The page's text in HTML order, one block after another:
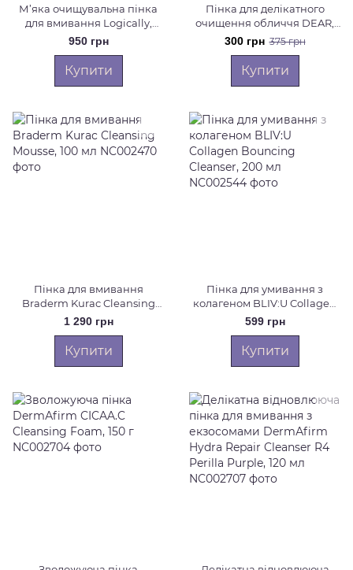
М’яка очищувальна пінка
для вмивання Logically,
Skin Care Cleansing Foam,
200 мл
950 грн
Купити
Пінка для делікатного
очищення обличчя DEAR,
KLAIRS Gentle Black Facial
Cleanser, 20 мл
300 грн 375 грн
Купити
Пінка для вмивання
Braderm Kurac Cleansing
Mousse, 100 мл
1 290 грн
Купити
Пінка для умивання з
колагеном BLIV:U Collagen
Bouncing Cleanser, 200 мл
599 грн
Купити